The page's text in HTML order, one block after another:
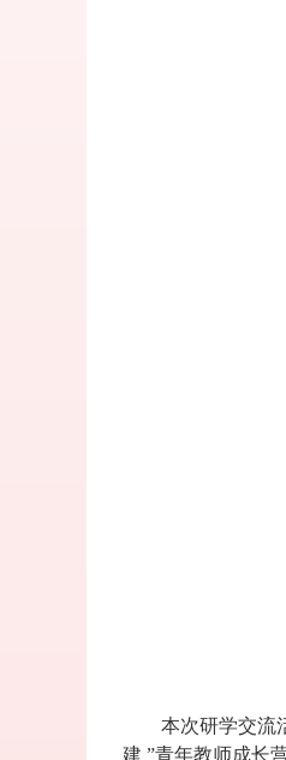
本次研学交流
建 ”青年教师成长